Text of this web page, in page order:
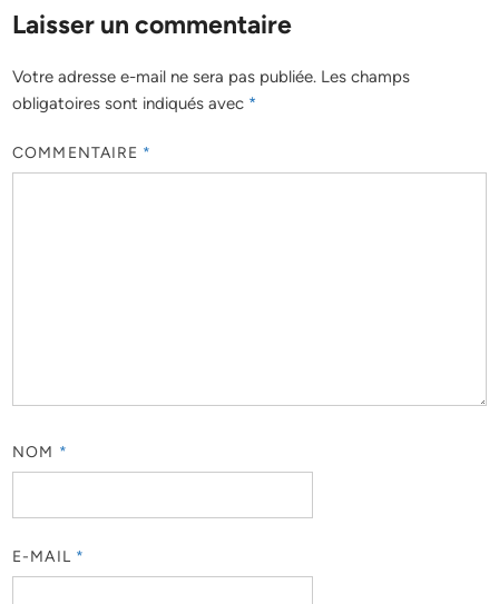
Laisser un commentaire
Votre adresse e-mail ne sera pas publiée. Les champs
obligatoires sont indiqués avec *
COMMENTAIRE *
NOM *
E-MAIL *